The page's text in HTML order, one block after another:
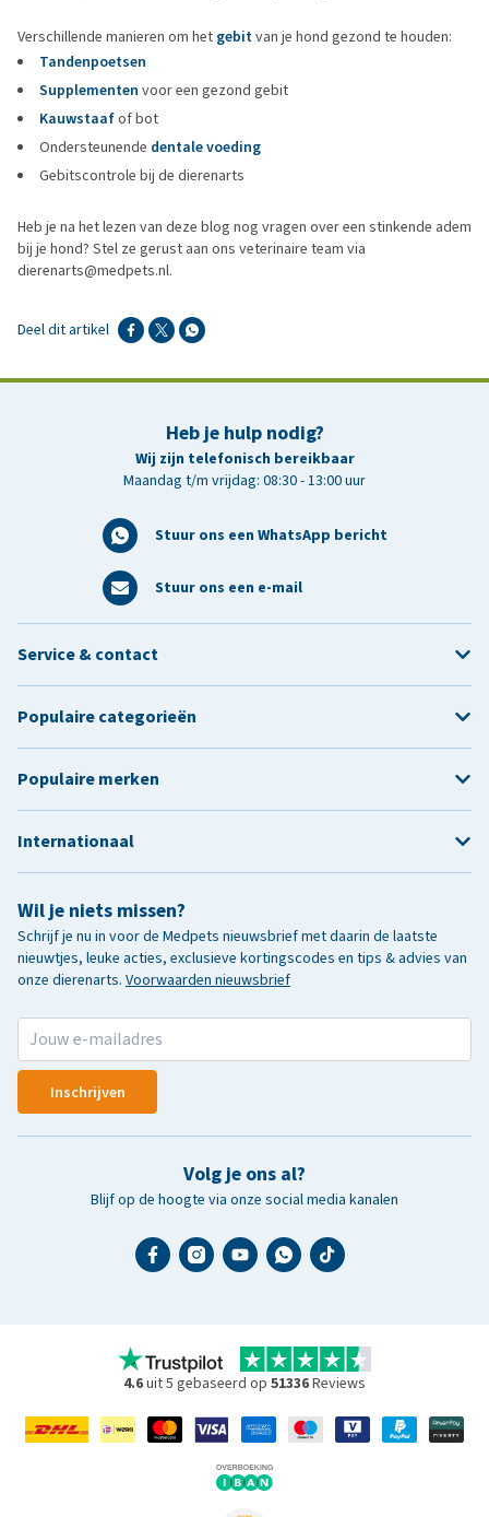
Verschillende manieren om het gebitvan je hond gezond te houden:
Tandenpoetsen
Supplementen voor een gezond gebit
Kauwstaafof bot
Ondersteunende dentale voeding
Gebitscontrole bij de dierenarts
Heb je na het lezen van deze blog nog vragen over een stinkende adem
bij je hond? Stel ze gerust aan ons veterinaire team via
dierenarts@medpets.nl.
Deel dit artikel
Heb je hulp nodig?
Wij zijn telefonisch bereikbaar
Maandag t/m vrijdag: 08:30 - 13:00 uur
Stuur ons een WhatsApp bericht
Stuur ons een e-mail
Wil je niets missen?
Schrijf je nu in voor de Medpets nieuwsbrief met daarin de laatste
nieuwtjes, leuke acties, exclusieve kortingscodes en tips & advies van
onze dierenarts. Voorwaarden nieuwsbrief
Inschrijven
Volg je ons al?
Blijf op de hoogte via onze social media kanalen
Service & contact
Populaire categorieën
Populaire merken
Internationaal
4.6uit 5 gebaseerd op 51336Reviews